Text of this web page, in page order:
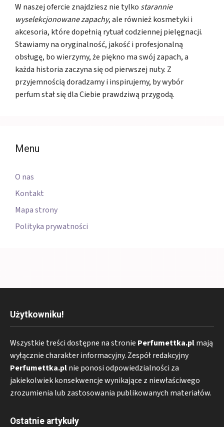
W naszej ofercie znajdziesz nie tylko starannie
wyselekcjonowane zapachy, ale również kosmetyki i
akcesoria, które dopełnią rytuał codziennej pielęgnacji.
Stawiamy na oryginalność, jakość i profesjonalną
obsługę, bo wierzymy, że piękno ma swój zapach, a
każda historia zaczyna się od pierwszej nuty. Z
przyjemnością doradzamy i inspirujemy, by wybór
perfum stał się dla Ciebie prawdziwą przygodą.
Menu
O nas
Kontakt
Mapa strony
Polityka prywatności
Użytkowniku!
Wszystkie treści dostępne na stronie Perfumettka.plmają
wyłącznie charakter informacyjny. Zespół redakcyjny
Perfumettka.plnie ponosi odpowiedzialności za
jakiekolwiek konsekwencje wynikające z niewłaściwego
zrozumienia lub zastosowania publikowanych materiałów.
Ostatnie artykuły